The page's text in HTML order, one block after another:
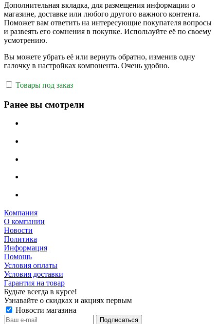
Дополнительная вкладка, для размещения информации о
магазине, доставке или любого другого важного контента.
Поможет вам ответить на интересующие покупателя вопросы
и развеять его сомнения в покупке. Используйте её по своему
усмотрению.
Вы можете убрать её или вернуть обратно, изменив одну
галочку в настройках компонента. Очень удобно.
Товары под заказ
Ранее вы смотрели
Компания
О компании
Новости
Политика
Информация
Помощь
Условия оплаты
Условия доставки
Гарантия на товар
Будьте всегда в курсе!
Узнавайте о скидках и акциях первым
Новости магазина